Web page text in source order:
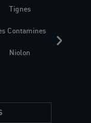
Tignes
Contamines
Niolon